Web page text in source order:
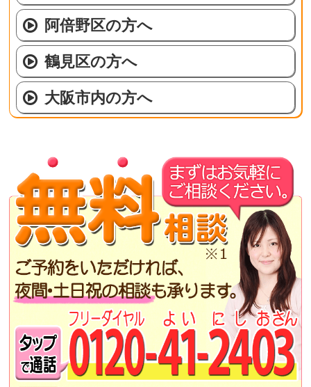
阿倍野区の方へ
鶴見区の方へ
大阪市内の方へ